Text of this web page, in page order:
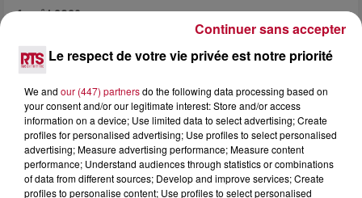
4 août 2026
HÉRAULT, PYRÉNÉES-ORIENTALES : TROIS
SPOTS DE SNORKELING À EXPLORER...
Pas besoin de bouteilles de plongée lourdes ni de diplômes
complexes pour observer la vie sous-marine. Cet été, un
masque, un tuba et une paire de palmes...
Le respect de votre vie privée est notre priorité
We and our (447) partnersdo the following data processing based on
your consent and/or our legitimate interest: Store and/or access
information on a device; Use limited data to select advertising; Create
profiles for personalised advertising; Use profiles to select personalised
advertising; Measure advertising performance; Measure content
performance; Understand audiences through statistics or combinations
of data from different sources; Develop and improve services; Create
profiles to personalise content; Use profiles to select personalised
Continuer sans accepter